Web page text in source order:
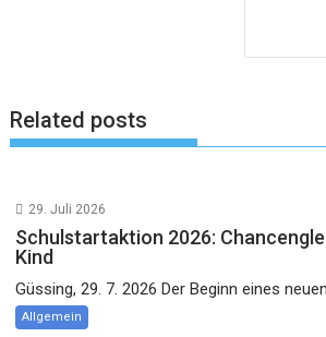
Related posts
29. Juli 2026
Schulstartaktion 2026:
Kind
Güssing, 29. 7. 2026 Der Beginn eines
Allgemein